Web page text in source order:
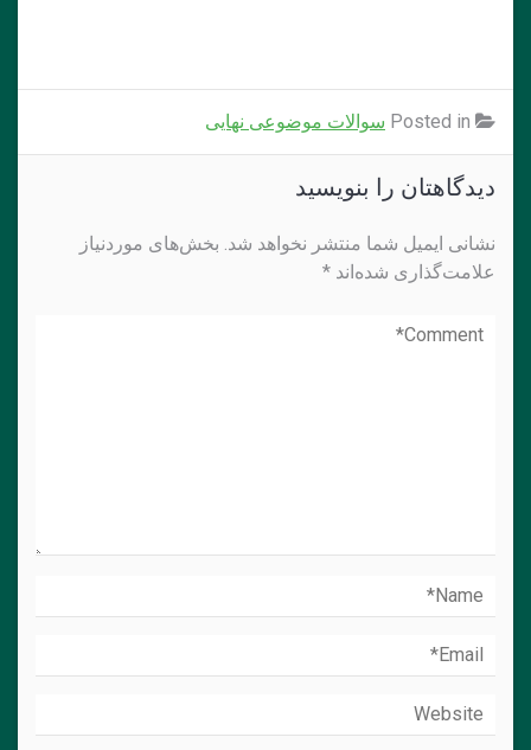
سوالات موضوعی نهایی
دیدگاهتان را بنویسید
نشانی ایمیل شما منتشر نخواهد شد. بخش‌های موردنیاز
علامت‌گذاری شده‌اند *